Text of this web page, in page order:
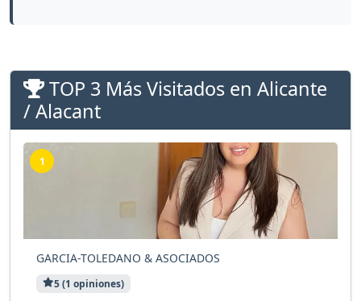
TOP 3 Más Visitados en Alicante
/ Alacant
1
GARCIA-TOLEDANO & ASOCIADOS
5 (1 opiniones)